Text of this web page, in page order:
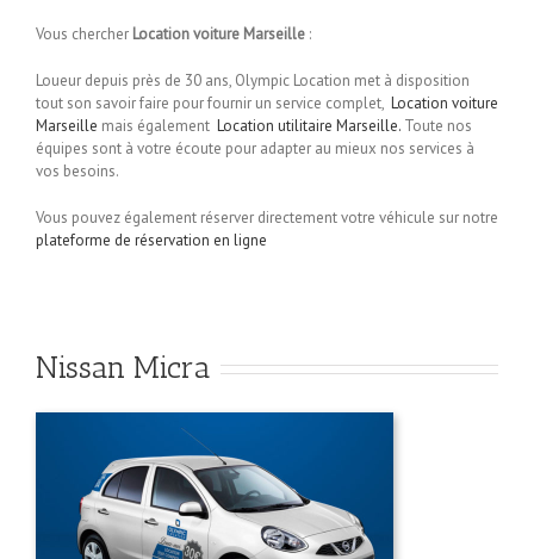
Vous chercher Location voiture Marseille :
Loueur depuis près de 30 ans, Olympic Location met à disposition
tout son savoir faire pour fournir un service complet, Location voiture
Marseille mais également Location utilitaire Marseille. Toute nos
équipes sont à votre écoute pour adapter au mieux nos services à
vos besoins.
Vous pouvez également réserver directement votre véhicule sur notre
plateforme de réservation en ligne
Nissan Micra